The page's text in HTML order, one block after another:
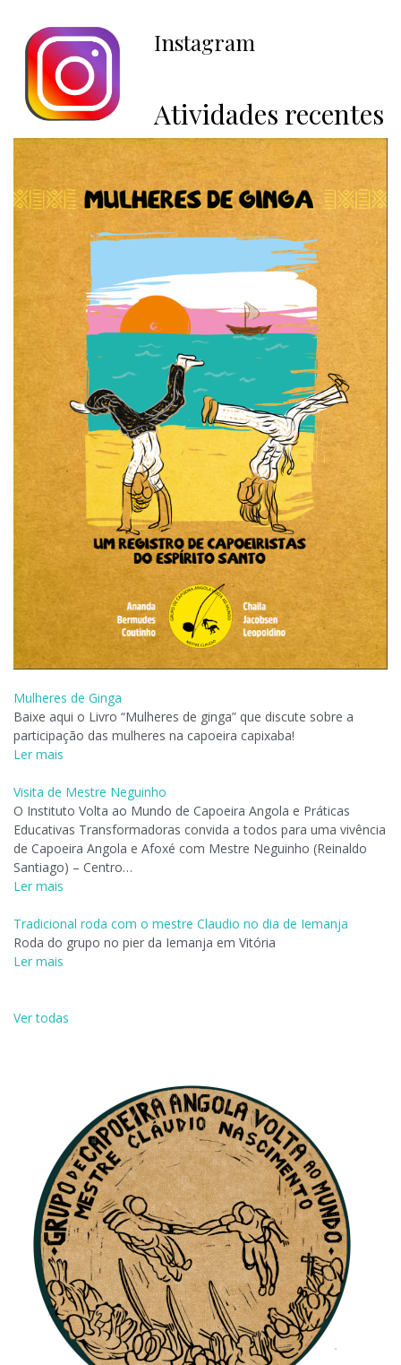
Instagram
Atividades recentes
Mulheres de Ginga
Baixe aqui o Livro “Mulheres de ginga” que discute sobre a
participação das mulheres na capoeira capixaba!
Ler mais
Visita de Mestre Neguinho
O Instituto Volta ao Mundo de Capoeira Angola e Práticas
Educativas Transformadoras convida a todos para uma vivência
de Capoeira Angola e Afoxé com Mestre Neguinho (Reinaldo
Santiago) – Centro…
Ler mais
Tradicional roda com o mestre Claudio no dia de Iemanja
Roda do grupo no pier da Iemanja em Vitória
Ler mais
Ver todas